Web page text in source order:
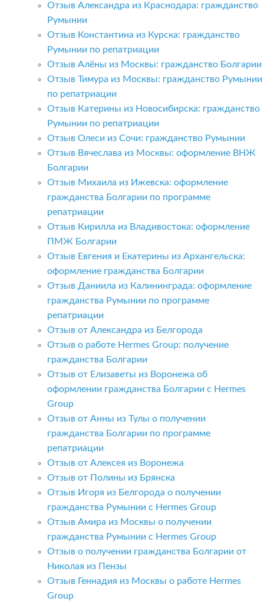
Отзыв Александра из Краснодара: гражданство
Румынии
Отзыв Константина из Курска: гражданство
Румынии по репатриации
Отзыв Алёны из Москвы: гражданство Болгарии
Отзыв Тимура из Москвы: гражданство Румынии
по репатриации
Отзыв Катерины из Новосибирска: гражданство
Румынии по репатриации
Отзыв Олеси из Сочи: гражданство Румынии
Отзыв Вячеслава из Москвы: оформление ВНЖ
Болгарии
Отзыв Михаила из Ижевска: оформление
гражданства Болгарии по программе
репатриации
Отзыв Кирилла из Владивостока: оформление
ПМЖ Болгарии
Отзыв Евгения и Екатерины из Архангельска:
оформление гражданства Болгарии
Отзыв Даниила из Калининграда: оформление
гражданства Румынии по программе
репатриации
Отзыв от Александра из Белгорода
Отзыв о работе Hermes Group: получение
гражданства Болгарии
Отзыв от Елизаветы из Воронежа об
оформлении гражданства Болгарии с Hermes
Group
Отзыв от Анны из Тулы о получении
гражданства Болгарии по программе
репатриации
Отзыв от Алексея из Воронежа
Отзыв от Полины из Брянска
Отзыв Игоря из Белгорода о получении
гражданства Румынии с Hermes Group
Отзыв Амира из Москвы о получении
гражданства Румынии с Hermes Group
Отзыв о получении гражданства Болгарии от
Николая из Пензы
Отзыв Геннадия из Москвы о работе Hermes
Group